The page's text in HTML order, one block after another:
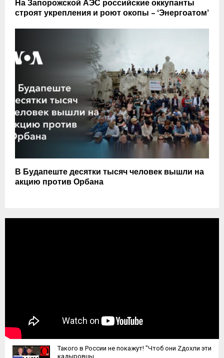
На Запорожской АЭС российские оккупанты
строят укрепления и роют окопы – ‘Энергоатом’
В Будапеште десятки тысяч человек вышли на
акцию против Орбана
Такого в России не покажут! "Чтоб они Zдохли эти
кадыровцы...